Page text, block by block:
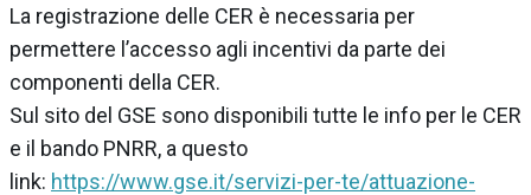
La registrazione delle CER è necessaria per
permettere l’accesso agli incentivi da parte dei
componenti della CER.
Sul sito del GSE sono disponibili tutte le info per le CER
e il bando PNRR, a questo
link: https://www.gse.it/servizi-per-te/attuazione-